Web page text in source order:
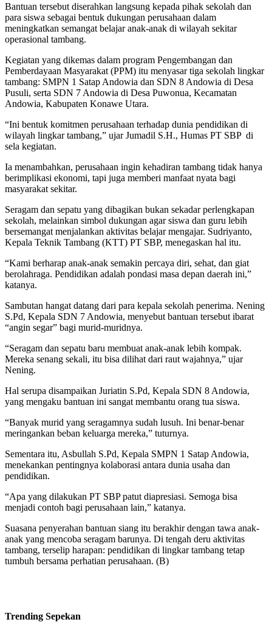
Bantuan tersebut diserahkan langsung kepada pihak sekolah dan
para siswa sebagai bentuk dukungan perusahaan dalam
meningkatkan semangat belajar anak-anak di wilayah sekitar
operasional tambang.
Kegiatan yang dikemas dalam program Pengembangan dan
Pemberdayaan Masyarakat (PPM) itu menyasar tiga sekolah lingkar
tambang: SMPN 1 Satap Andowia dan SDN 8 Andowia di Desa
Pusuli, serta SDN 7 Andowia di Desa Puwonua, Kecamatan
Andowia, Kabupaten Konawe Utara.
“Ini bentuk komitmen perusahaan terhadap dunia pendidikan di
wilayah lingkar tambang,” ujar Jumadil S.H., Humas PT SBP di
sela kegiatan.
Ia menambahkan, perusahaan ingin kehadiran tambang tidak hanya
berimplikasi ekonomi, tapi juga memberi manfaat nyata bagi
masyarakat sekitar.
Seragam dan sepatu yang dibagikan bukan sekadar perlengkapan
sekolah, melainkan simbol dukungan agar siswa dan guru lebih
bersemangat menjalankan aktivitas belajar mengajar. Sudriyanto,
Kepala Teknik Tambang (KTT) PT SBP, menegaskan hal itu.
“Kami berharap anak-anak semakin percaya diri, sehat, dan giat
berolahraga. Pendidikan adalah pondasi masa depan daerah ini,”
katanya.
Sambutan hangat datang dari para kepala sekolah penerima. Nening
S.Pd, Kepala SDN 7 Andowia, menyebut bantuan tersebut ibarat
“angin segar” bagi murid-muridnya.
“Seragam dan sepatu baru membuat anak-anak lebih kompak.
Mereka senang sekali, itu bisa dilihat dari raut wajahnya,” ujar
Nening.
Hal serupa disampaikan Juriatin S.Pd, Kepala SDN 8 Andowia,
yang mengaku bantuan ini sangat membantu orang tua siswa.
“Banyak murid yang seragamnya sudah lusuh. Ini benar-benar
meringankan beban keluarga mereka,” tuturnya.
Sementara itu, Asbullah S.Pd, Kepala SMPN 1 Satap Andowia,
menekankan pentingnya kolaborasi antara dunia usaha dan
pendidikan.
“Apa yang dilakukan PT SBP patut diapresiasi. Semoga bisa
menjadi contoh bagi perusahaan lain,” katanya.
Suasana penyerahan bantuan siang itu berakhir dengan tawa anak-
anak yang mencoba seragam barunya. Di tengah deru aktivitas
tambang, terselip harapan: pendidikan di lingkar tambang tetap
tumbuh bersama perhatian perusahaan. (B)
Trending Sepekan